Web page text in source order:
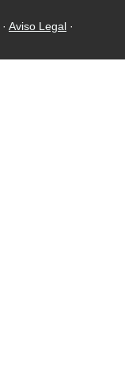
· Aviso Legal ·